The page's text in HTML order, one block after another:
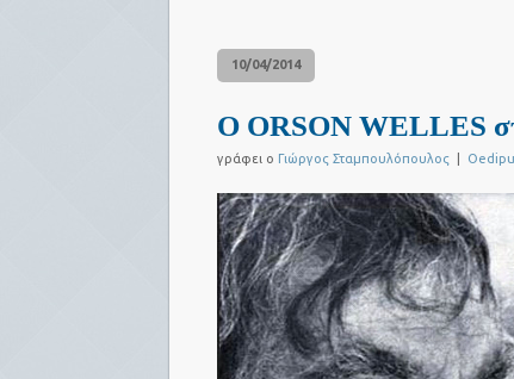
10/04/2014
Ο ORSON WELLES
γράφει ο Γιώργος Σταμπουλόπουλος